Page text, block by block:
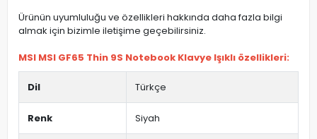
Ürünün uyumluluğu ve özellikleri hakkında daha fazla bilgi
almak için bizimle iletişime geçebilirsiniz.
MSI MSI GF65 Thin 9S Notebook Klavye Işıklı özellikleri:
Dil Türkçe
Renk Siyah